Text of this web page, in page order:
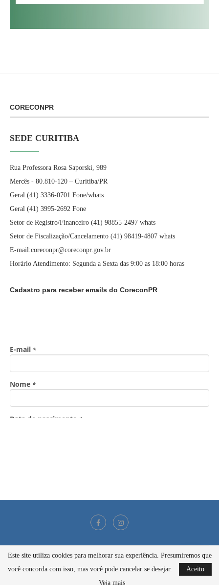
CORECONPR
SEDE CURITIBA
Rua Professora Rosa Saporski, 989
Mercês - 80.810-120 – Curitiba/PR
Geral (41) 3336-0701 Fone/whats
Geral (41) 3995-2692 Fone
Setor de Registro/Financeiro (41) 98855-2497 whats
Setor de Fiscalização/Cancelamento (41) 98419-4807 whats
E-mail:coreconpr@coreconpr.gov.br
Horário Atendimento: Segunda a Sexta das 9:00 as 18:00 horas
Cadastro para receber emails do CoreconPR
@2021 - Todos os direitos reservados
BACK TO TOP
Este site utiliza cookies para melhorar sua experiência. Presumiremos que
você concorda com isso, mas você pode cancelar se desejar.
Aceito
Veja mais